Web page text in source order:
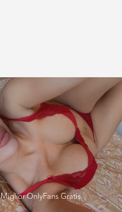
Miglior OnlyFans Gratis